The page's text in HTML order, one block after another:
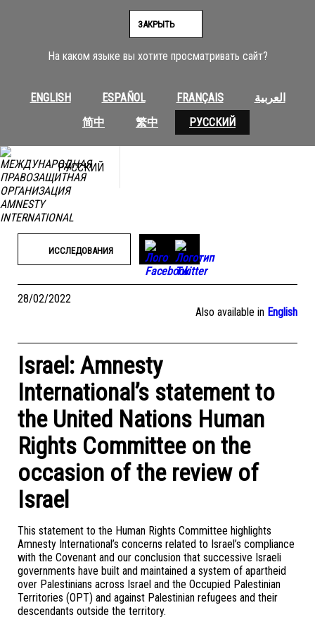
На каком языке вы хотите просматривать сайт?
ENGLISH ESPAÑOL FRANÇAIS
العربية
简中
繁中 РУССКИЙ
ЗАКРЫТЬ
РУССКИЙ
ИССЛЕДОВАНИЯ
28/02/2022
Also available in English
Israel: Amnesty
International’s statement to
the United Nations Human
Rights Committee on the
occasion of the review of
Israel
This statement to the Human Rights Committee highlights
Amnesty International’s concerns related to Israel’s compliance
with the Covenant and our conclusion that successive Israeli
governments have built and maintained a system of apartheid
over Palestinians across Israel and the Occupied Palestinian
Territories (OPT) and against Palestinian refugees and their
descendants outside the territory.